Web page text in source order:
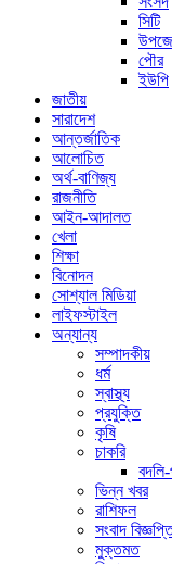
সিটি
পৌর
ইউপি
জাতীয়
সারাদেশ
আন্তর্জাতিক
আলোচিত
অর্থ-বাণিজ্য
রাজনীতি
আইন-আদালত
খেলা
শিক্ষা
বিনোদন
সোশ্যাল মিডিয়া
লাইফস্টাইল
অন্যান্য
সম্পাদকীয়
ধর্ম
স্বাস্থ্য
প্রযুক্তি
কৃষি
চাকরি
ভিন্ন খবর
রাশিফল
সংবাদ
মুক্তমত